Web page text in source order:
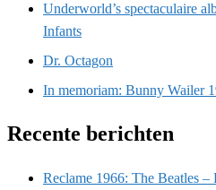
Underworld’s spectaculaire
Infants
Dr. Octagon
In memoriam: Bunny Wailer
Recente berichten
Reclame 1966: The Beatles –